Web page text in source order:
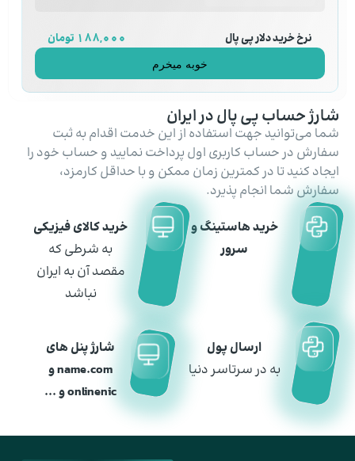
شارژ حساب پی پال در ایران
شما می‌توانید جهت استفاده از این خدمت اقدام به ثبت
سفارش در حساب کاربری اول پرداخت نمایید و حساب خود را
ایجاد کنید تا در کمترین زمان ممکن و با حداقل کارمزد،
سفارش شما انجام ‌پذیرد.
خرید هاستینگ و
سرور
خرید کالای فیزیکی
به شرطی که
مقصد آن به ایران
نباشد​
ارسال پول
به در سرتاسر دنیا
شارژ پنل های
name.com و
onlinenic و ...
نرخ خرید دلار پی پال 188,000 تومان
خوبه میخرم